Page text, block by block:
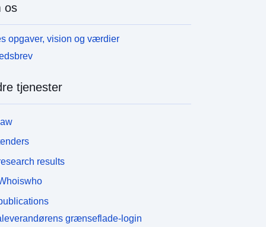
os
opgaver, vision og værdier
tjenester
results
grænseflade-login